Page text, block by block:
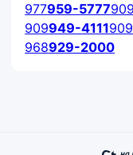
977959-5777
909949-4111909
968929-2000